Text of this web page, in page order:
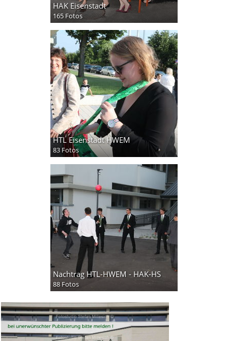
HAK Eisenstadt
165 Fotos
HTL Eisenstadt HWEM
83 Fotos
Nachtrag HTL-HWEM - HAK-HS
88 Fotos